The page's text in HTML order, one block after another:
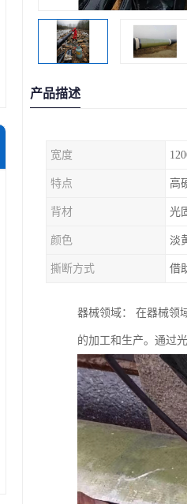
产品描述
宽度
特点 高
背材 光
颜色 淡
撕断方式 借
器械领域： 在器械领
的加工和生产。通过